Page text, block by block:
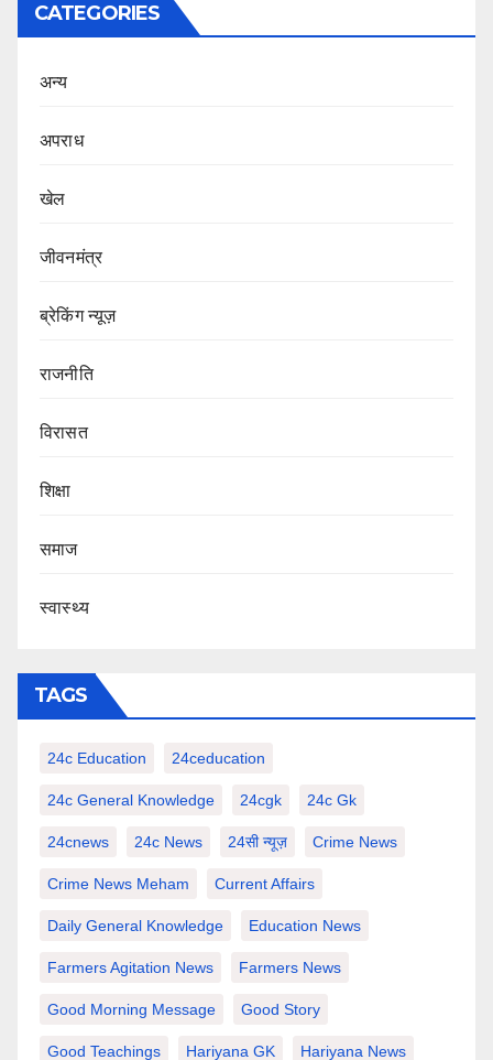
CATEGORIES
अन्य
अपराध
खेल
जीवनमंत्र
ब्रेकिंग न्यूज़
राजनीति
‍‍विरासत
शिक्षा
समाज
स्वास्थ्य
TAGS
24c Education 24ceducation
24c General Knowledge 24cgk 24c Gk
24cnews 24c News 24सी न्यूज़ Crime News
Crime News Meham Current Affairs
Daily General Knowledge Education News
Farmers Agitation News Farmers News
Good Morning Message Good Story
Good Teachings Hariyana GK Hariyana News